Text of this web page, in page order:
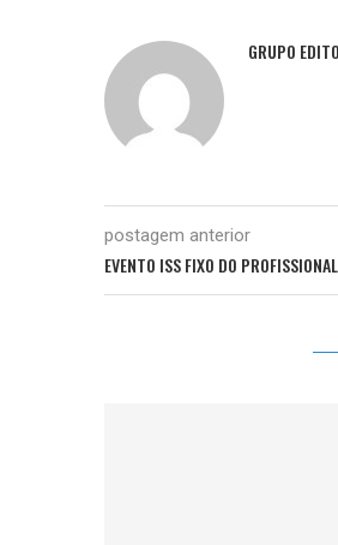
GRUPO
postagem anterior
EVENTO ISS FIXO DO